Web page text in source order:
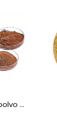
Polvo metálico en polvo pigmento de oro en polvo de bronce